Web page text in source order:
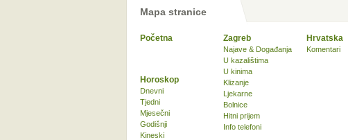
Mapa stranice
Početna Zagreb
Najave & Događanja
U kazalištima
U kinima
Klizanje
Ljekarne
Bolnice
Hitni prijem
Info telefoni
Hrvatska
Komentari
Horoskop
Dnevni
Tjedni
Mjesečni
Godišnji
Kineski